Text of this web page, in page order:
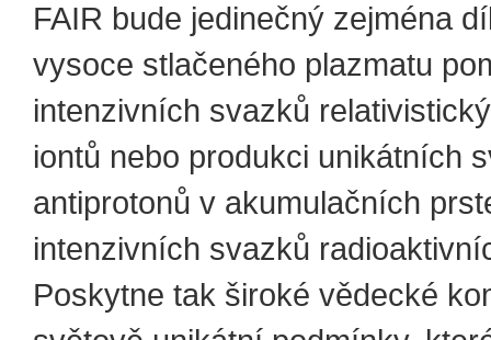
FAIR bude jedinečný zejména
vysoce stlačeného plazmatu
intenzivních svazků
iontů nebo produkci unikátních
antiprotonů v akumulačních
intenzivních svazků
Poskytne tak široké vědecké